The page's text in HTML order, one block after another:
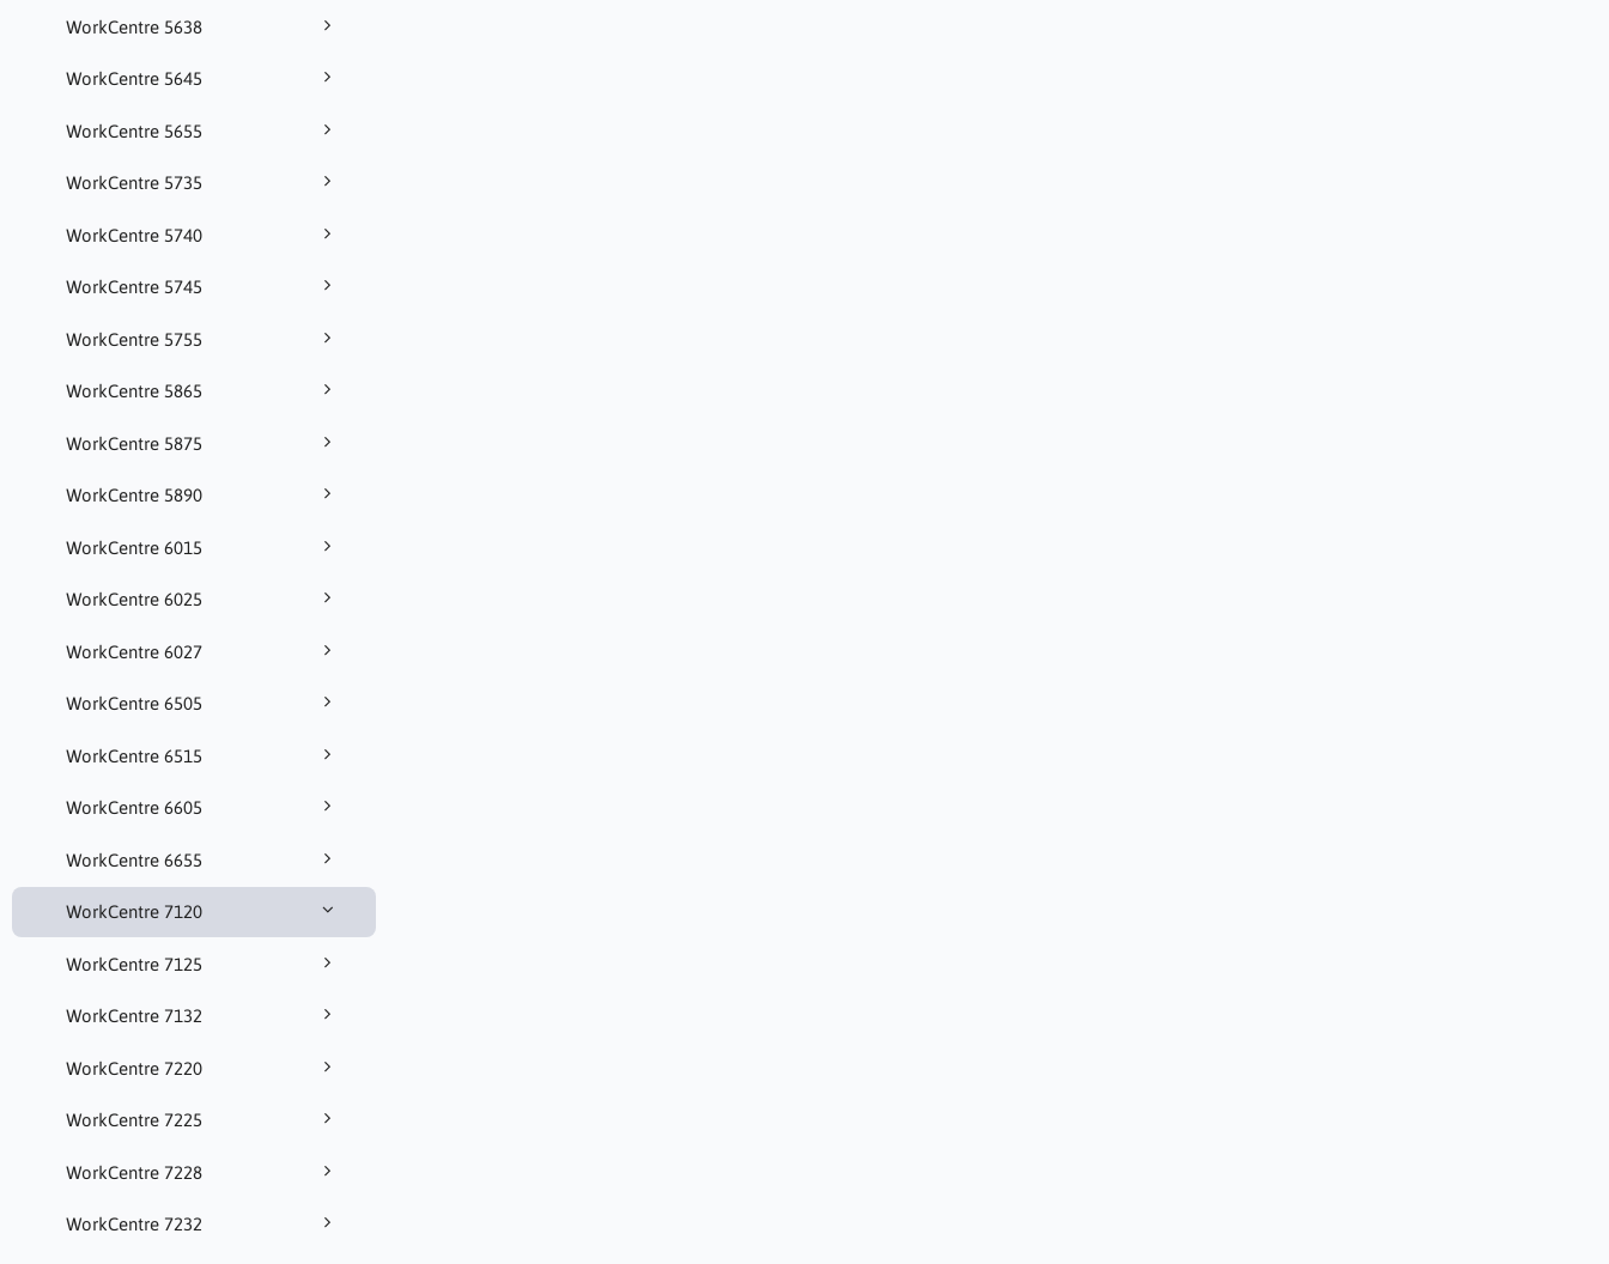
WorkCentre 5638
WorkCentre 5645
WorkCentre 5655
WorkCentre 5735
WorkCentre 5740
WorkCentre 5745
WorkCentre 5755
WorkCentre 5865
WorkCentre 5875
WorkCentre 5890
WorkCentre 6015
WorkCentre 6025
WorkCentre 6027
WorkCentre 6505
WorkCentre 6515
WorkCentre 6605
WorkCentre 6655
WorkCentre 7120
WorkCentre 7125
WorkCentre 7132
WorkCentre 7220
WorkCentre 7225
WorkCentre 7228
WorkCentre 7232